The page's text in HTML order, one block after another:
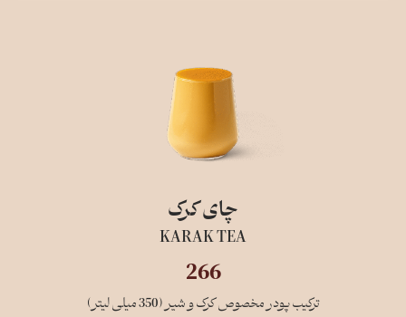
چای کرک
KARAK TEA
266
ترکیب پودر مخصوص کرک و شیر (350 میلی لیتر)